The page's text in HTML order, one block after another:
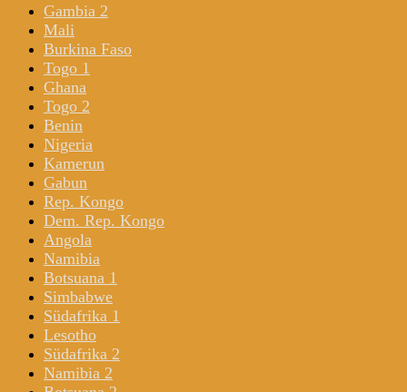
Gambia 2
Mali
Burkina Faso
Togo 1
Ghana
Togo 2
Benin
Nigeria
Kamerun
Gabun
Rep. Kongo
Dem. Rep. Kongo
Angola
Namibia
Botsuana 1
Simbabwe
Südafrika 1
Lesotho
Südafrika 2
Namibia 2